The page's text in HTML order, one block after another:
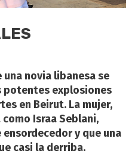
novia libanesa se
explosiones
en Beirut. La mujer,
Israa Seblani,
y que una
casi la derriba.